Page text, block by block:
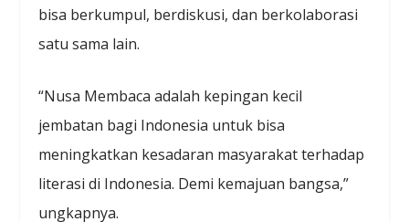
bisa berkumpul, berdiskusi, dan berkolaborasi
satu sama lain.
“Nusa Membaca adalah kepingan kecil
jembatan bagi Indonesia untuk bisa
meningkatkan kesadaran masyarakat terhadap
literasi di Indonesia. Demi kemajuan bangsa,”
ungkapnya.